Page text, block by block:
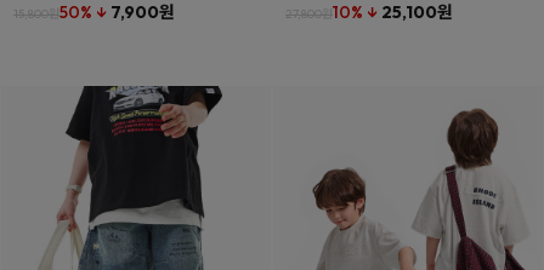
15,800원50% ↓ 7,900원 27,800원10% ↓ 25,100원